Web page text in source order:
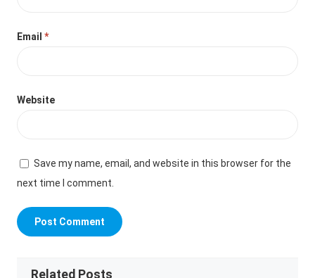
Email*
Website
Save my name, email, and website in this browser for the
next time I comment.
Related Posts